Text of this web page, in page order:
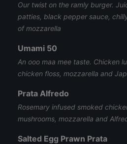
Our twist on the ramly burger.
patties, black pepper sauce,
of mozzarella
Umami 50
An ooo maa mee taste. Chicken
chicken floss, mozzarella and
Prata Alfredo
Rosemary infused smoked
mushrooms, mozzarella and
Salted Egg Prawn Prata